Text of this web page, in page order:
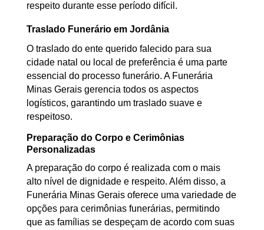
respeito durante esse período difícil.
Traslado Funerário em Jordânia
O traslado do ente querido falecido para sua
cidade natal ou local de preferência é uma parte
essencial do processo funerário. A Funerária
Minas Gerais gerencia todos os aspectos
logísticos, garantindo um traslado suave e
respeitoso.
Preparação do Corpo e Cerimônias
Personalizadas
A preparação do corpo é realizada com o mais
alto nível de dignidade e respeito. Além disso, a
Funerária Minas Gerais oferece uma variedade de
opções para cerimônias funerárias, permitindo
que as famílias se despeçam de acordo com suas